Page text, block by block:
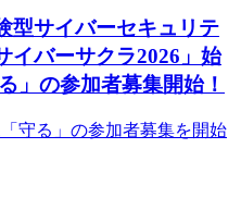
型サイバーセキュリテ
イバーサクラ2026」始
」の参加者募集開始！
守る」の参加者募集を開始